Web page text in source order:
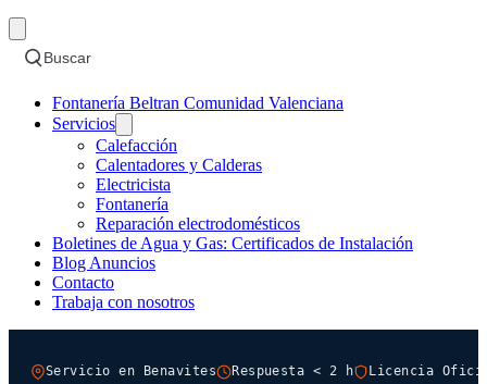
Buscar
Fontanería Beltran Comunidad Valenciana
Servicios
Calefacción
Calentadores y Calderas
Electricista
Fontanería
Reparación electrodomésticos
Boletines de Agua y Gas: Certificados de Instalación
Blog Anuncios
Contacto
Trabaja con nosotros
Servicio en Benavites Respuesta < 2 h Licencia